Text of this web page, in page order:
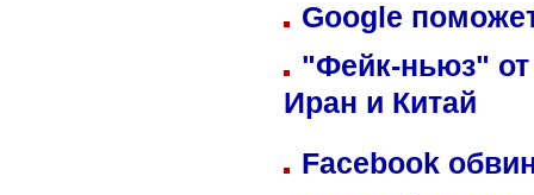
Google
"Фейк-ньюз" от
Иран и Китай
Facebook